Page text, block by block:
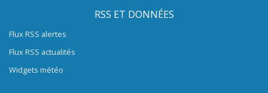
RSS ET DONNÉES
Flux RSS alertes
Flux RSS actualités
Widgets météo